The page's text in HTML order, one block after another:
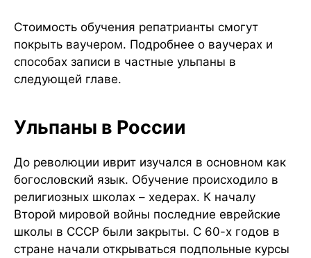
Стоимость обучения репатрианты смогут
покрыть ваучером. Подробнее о ваучерах и
способах записи в частные ульпаны в
следующей главе.
Ульпаны в России
До революции иврит изучался в основном как
богословский язык. Обучение происходило в
религиозных школах – хедерах. К началу
Второй мировой войны последние еврейские
школы в СССР были закрыты. С 60-х годов в
стране начали открываться подпольные курсы